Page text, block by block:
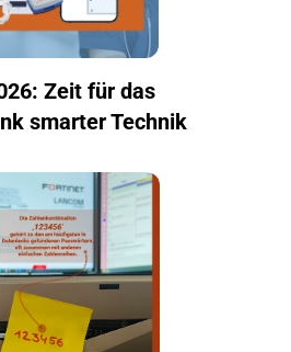
Zeit für das
smarter Technik